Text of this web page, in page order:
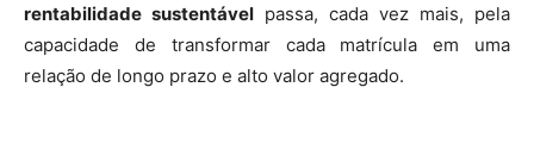
rentabilidade sustentável passa, cada vez mais, pela
capacidade de transformar cada matrícula em uma
relação de longo prazo e alto valor agregado.